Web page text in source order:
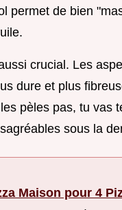
permet de bien
crucial. Les
dure et plus
pèles pas, tu vas
sous la
Maison pour 4